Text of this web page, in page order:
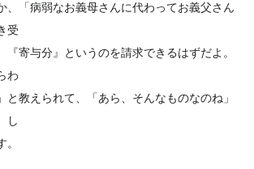
「病弱なお義母さんに代わってお義父さん
受
『寄与分』というのを請求できるはずだよ。
わ
と教えられて、「あら、そんなものなのね」
し